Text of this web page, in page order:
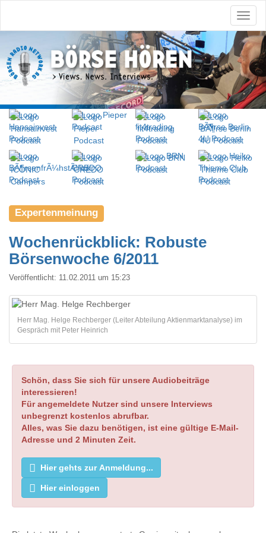
Expertenmeinung
Wochenrückblick: Robuste
Börsenwoche 6/2011
Veröffentlicht: 11.02.2011 um 15:23
Herr Mag. Helge Rechberger (Leiter Abteilung Aktienmarktanalyse) im
Gespräch mit Peter Heinrich
Schön, dass Sie sich für unsere Audiobeiträge
interessieren!
Für angemeldete Nutzer sind unsere Interviews
unbegrenzt kostenlos abrufbar.
Alles, was Sie dazu benötigen, ist eine gültige E-Mail-
Adresse und 2 Minuten Zeit.
Hier gehts zur Anmeldung...
Hier einloggen